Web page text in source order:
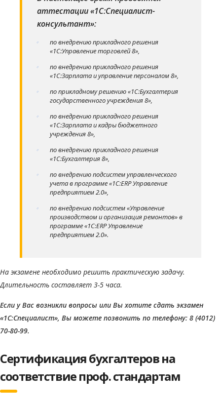
аттестации «1С:Специалист-
консультант»:
по внедрению прикладного решения
«1С:Управление торговлей 8»,
по внедрению прикладного решения
«1С:Зарплата и управление персоналом 8»,
по прикладному решению «1С:Бухгалтерия
государственного учреждения 8»,
по внедрению прикладного решения
«1C:Зарплата и кадры бюджетного
учреждения 8»,
по внедрению прикладного решения
«1С:Бухгалтерия 8»,
по внедрению подсистем управленческого
учета в программе «1С:ERP Управление
предприятием 2.0»,
по внедрению подсистем «Управление
производством и организация ремонтов» в
программе «1С:ERP Управление
предприятием 2.0».
На экзамене необходимо решить практическую задачу.
Длительность составляет 3-5 часа.
Если у Вас возникли вопросы или Вы хотите сдать экзамен
«1С:Специалист», Вы можете позвонить по телефону: 8 (4012)
70-80-99.
Сертификация бухгалтеров на
соответствие проф. стандартам
Privacy notice